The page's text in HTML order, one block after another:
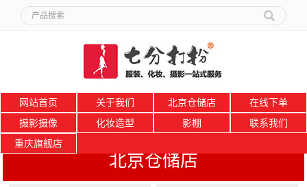
网站首页 关于我们 北京仓储店
在线下单
摄影摄像
化妆造型 影棚
联系我们
重庆旗舰店
北京仓储店